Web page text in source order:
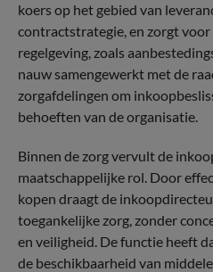
koers op het gebied van
contractstrategie, en zorgt
regelgeving, zoals
nauw samengewerkt met de
zorgafdelingen om
behoeften van de organisatie.
Binnen de zorg vervult de
maatschappelijke rol. Door
kopen draagt de
toegankelijke zorg, zonder
en veiligheid. De functie heeft
de beschikbaarheid van